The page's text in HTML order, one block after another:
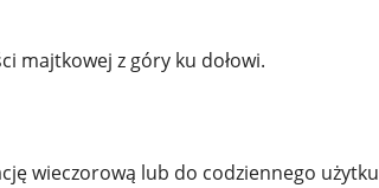
majtkowej z góry ku dołowi.
wieczorową lub do codziennego użytku